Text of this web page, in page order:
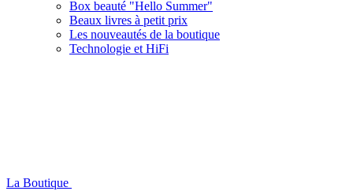
Box beauté "Hello Summer"
Beaux livres à petit prix
Les nouveautés de la boutique
Technologie et HiFi
La Boutique